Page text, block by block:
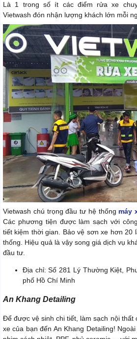
Là 1 trong số ít các điểm rửa xe
Vietwash đón nhận lượng khách lớn mỗi
Vietwash chú trọng đầu tư hệ thống máy
Các phương tiện được làm sạch với
tiết kiệm thời gian. Bảo vệ sơn xe hơn 20
thống. Hiệu quả là vậy song giá dịch vụ
đầu tư.
Địa chỉ: Số 281 Lý Thường Kiệt,
phố Hồ Chí Minh
An Khang Detailing
Để được vệ sinh chi tiết, làm sạch nội thất
xe của bạn đến An Khang Detailing!